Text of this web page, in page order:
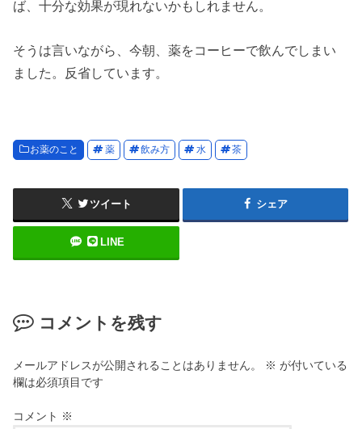
ば、十分な効果が現れないかもしれません。
そうは言いながら、今朝、薬をコーヒーで飲んでしまい
ました。反省しています。
お薬のこと 薬 飲み方 水 茶
ツイート シェア
LINE
コメントを残す
メールアドレスが公開されることはありません。 ※ が付いている
欄は必須項目です
コメント ※